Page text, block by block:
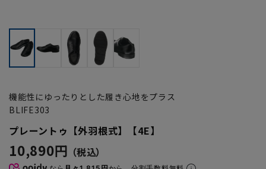
機能性にゆったりとした履き心地をプラス
BLIFE303
プレーントゥ【外羽根式】【4E】
10,890円